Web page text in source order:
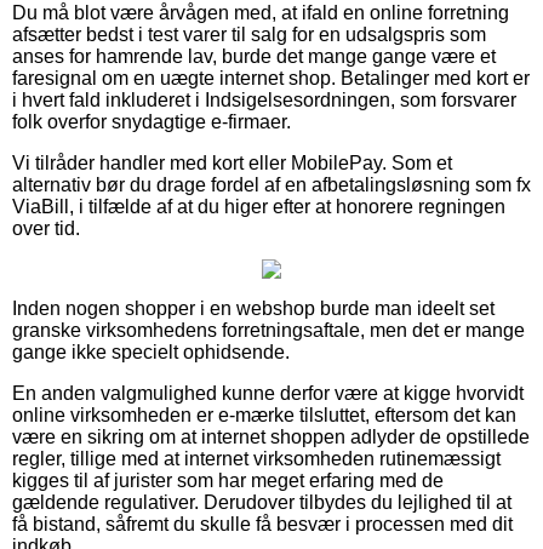
Du må blot være årvågen med, at ifald en online forretning
afsætter bedst i test varer til salg for en udsalgspris som
anses for hamrende lav, burde det mange gange være et
faresignal om en uægte internet shop. Betalinger med kort er
i hvert fald inkluderet i Indsigelsesordningen, som forsvarer
folk overfor snydagtige e-firmaer.
Vi tilråder handler med kort eller MobilePay. Som et
alternativ bør du drage fordel af en afbetalingsløsning som fx
ViaBill, i tilfælde af at du higer efter at honorere regningen
over tid.
Inden nogen shopper i en webshop burde man ideelt set
granske virksomhedens forretningsaftale, men det er mange
gange ikke specielt ophidsende.
En anden valgmulighed kunne derfor være at kigge hvorvidt
online virksomheden er e-mærke tilsluttet, eftersom det kan
være en sikring om at internet shoppen adlyder de opstillede
regler, tillige med at internet virksomheden rutinemæssigt
kigges til af jurister som har meget erfaring med de
gældende regulativer. Derudover tilbydes du lejlighed til at
få bistand, såfremt du skulle få besvær i processen med dit